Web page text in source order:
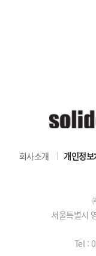
회사소개 개인정
서울특별시
Tel :